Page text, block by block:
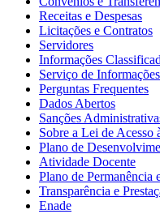
Receitas e Despesas
Licitações e Contratos
Servidores
Informações
Serviço de
Perguntas Frequentes
Dados Abertos
Sanções
Sobre a Lei de Acesso
Plano de
Atividade Docente
Plano de Permanência
Transparência e
Enade